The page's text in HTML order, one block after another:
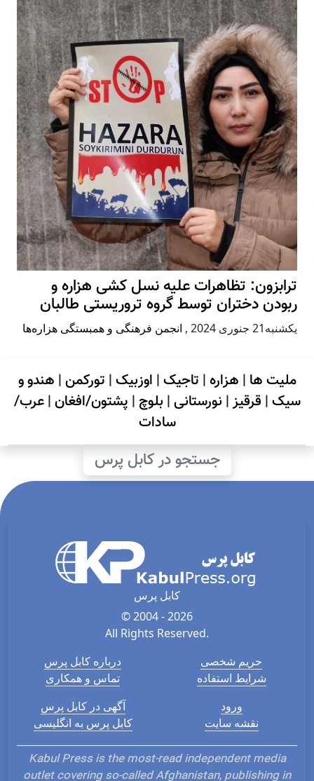
ترابزون: تظاهرات علیه نسل کشی هزاره و
ربودن دختران توسط گروه تروریستی طالبان
يكشنبه21 جنوری 2024 , انجمن فرهنگی و همبستگی هزاره‌ها
ملیت ها | هزاره| تاجیک| اوزبیک| تورکمن| هندو و
سیک| قرقیز| نورستانی| بلوچ | پشتون/افغان|عرب/
سادات
جستجو در کابل پرس
کابل پرس
© 2004 - 2026
All Rights Reserved.
درباره کابل پرس
تماس و همکاری
حریم شخصی
شرایط استفاده
آگهی در کابل پرس
کابل پرس به انگلیسی
ورود
نقشه سایت
Kabul Press is the most-read independent media
outlet covering so-called Afghanistan, publishing in